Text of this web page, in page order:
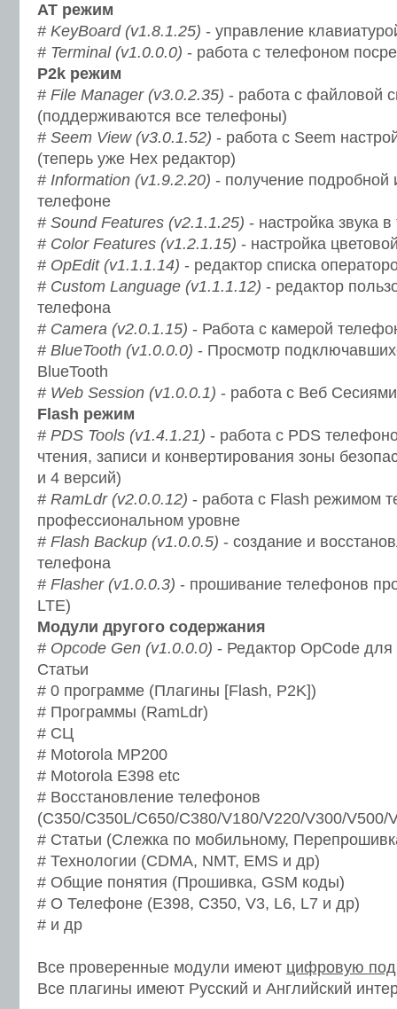
АТ режим
# KeyBoard (v1.8.1.25) - управление
# Terminal (v1.0.0.0) - работа с телефоном
P2k режим
# File Manager (v3.0.2.35) - работа с файловой
(поддерживаются все телефоны)
# Seem View (v3.0.1.52) - работа с Seem
(теперь уже Hex редактор)
# Information (v1.9.2.20) - получение
телефоне
# Sound Features (v2.1.1.25) - настройка звука
# Color Features (v1.2.1.15) - настройка
# OpEdit (v1.1.1.14) - редактор списка
# Custom Language (v1.1.1.12) - редактор
телефона
# Camera (v2.0.1.15) - Работа с камерой
# BlueTooth (v1.0.0.0) - Просмотр
BlueTooth
# Web Session (v1.0.0.1) - работа с Веб
Flash режим
# PDS Tools (v1.4.1.21) - работа с PDS
чтения, записи и конвертирования зоны
и 4 версий)
# RamLdr (v2.0.0.12) - работа с Flash режимом
профессиональном уровне
# Flash Backup (v1.0.0.5) - создание и
телефона
# Flasher (v1.0.0.3) - прошивание телефонов
LTE)
Модули другого содержания
# Opcode Gen (v1.0.0.0) - Редактор OpCode
Статьи
# 0 программе (Плагины [Flash, P2K])
# Программы (RamLdr)
# СЦ
# Motorola MP200
# Motorola E398 etc
# Восстановление телефонов
(C350/C350L/C650/C380/V180/V220/V300/
# Статьи (Слежка по мобильному,
# Технологии (CDMA, NMT, EMS и др)
# Общие понятия (Прошивка, GSM коды)
# О Телефоне (E398, C350, V3, L6, L7 и др)
# и др
Все проверенные модули имеют цифровую
Все плагины имеют Русский и Английский